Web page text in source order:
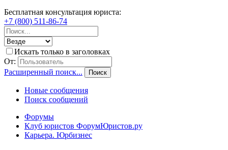
Бесплатная консультация юриста:
+7 (800) 511-86-74
Искать только в заголовках
От:
Расширенный поиск...
Поиск
Новые сообщения
Поиск сообщений
Форумы
Клуб юристов ФорумЮристов.ру
Карьера. Юрбизнес